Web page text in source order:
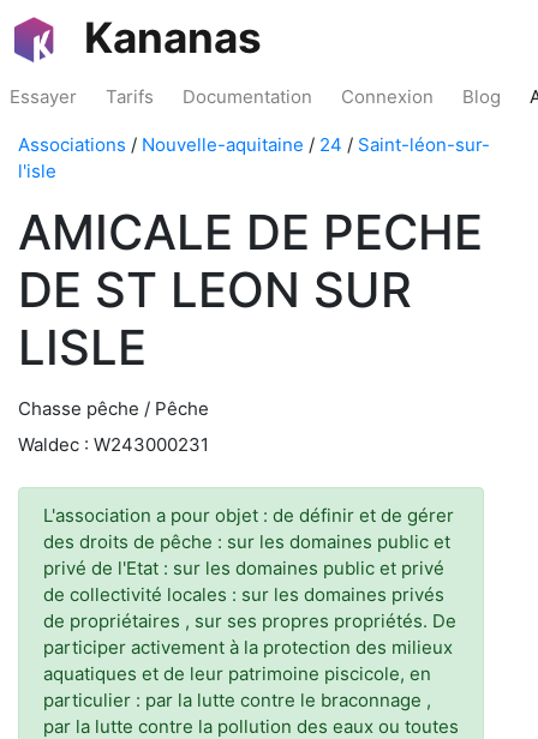
Kananas
Essayer Tarifs Documentation Connexion Blog
Associations / Nouvelle-aquitaine / 24 / Saint-léon-sur-
l'isle
AMICALE DE PECHE
DE ST LEON SUR
LISLE
Chasse pêche / Pêche
Waldec : W243000231
L'association a pour objet : de définir et de gérer
des droits de pêche : sur les domaines public et
privé de l'Etat : sur les domaines public et privé
de collectivité locales : sur les domaines privés
de propriétaires , sur ses propres propriétés. De
participer activement à la protection des milieux
aquatiques et de leur patrimoine piscicole, en
particulier : par la lutte contre le braconnage ,
par la lutte contre la pollution des eaux ou toutes